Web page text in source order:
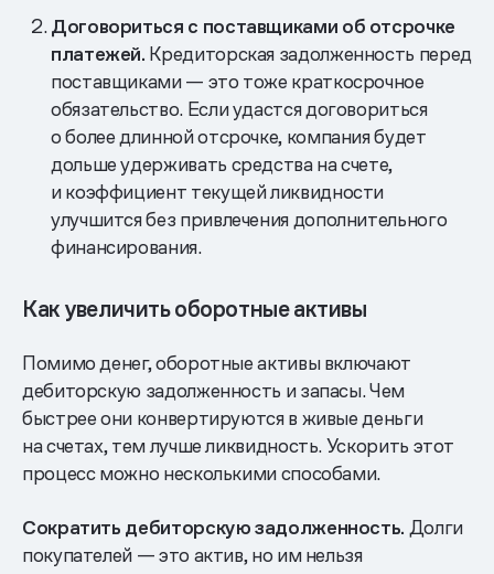
Договориться с поставщиками об отсрочке
платежей. Кредиторская задолженность перед
поставщиками — это тоже краткосрочное
обязательство. Если удастся договориться
о более длинной отсрочке, компания будет
дольше удерживать средства на счете,
и коэффициент текущей ликвидности
улучшится без привлечения дополнительного
финансирования.
Как увеличить оборотные активы
Помимо денег, оборотные активы включают
дебиторскую задолженность и запасы. Чем
быстрее они конвертируются в живые деньги
на счетах, тем лучше ликвидность. Ускорить этот
процесс можно несколькими способами.
Сократить дебиторскую задолженность. Долги
покупателей — это актив, но им нельзя